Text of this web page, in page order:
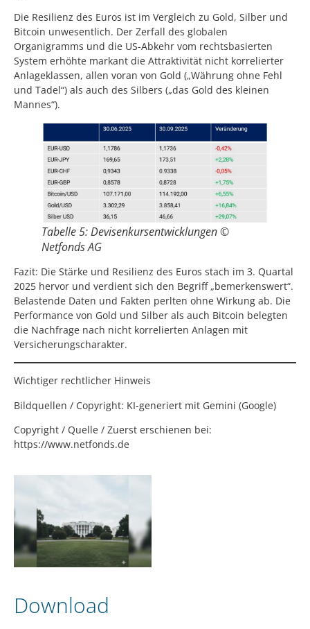
Die Resilienz des Euros ist im Vergleich zu Gold, Silber und
Bitcoin unwesentlich. Der Zerfall des globalen
Organigramms und die US-Abkehr vom rechtsbasierten
System erhöhte markant die Attraktivität nicht korrelierter
Anlageklassen, allen voran von Gold („Währung ohne Fehl
und Tadel“) als auch des Silbers („das Gold des kleinen
Mannes“).
Tabelle 5: Devisenkursentwicklungen ©
Netfonds AG
Fazit: Die Stärke und Resilienz des Euros stach im 3. Quartal
2025 hervor und verdient sich den Begriff „bemerkenswert“.
Belastende Daten und Fakten perlten ohne Wirkung ab. Die
Performance von Gold und Silber als auch Bitcoin belegten
die Nachfrage nach nicht korrelierten Anlagen mit
Versicherungscharakter.
Wichtiger rechtlicher Hinweis
Bildquellen / Copyright: KI-generiert mit Gemini (Google)
Copyright / Quelle / Zuerst erschienen bei:
https://www.netfonds.de
Download